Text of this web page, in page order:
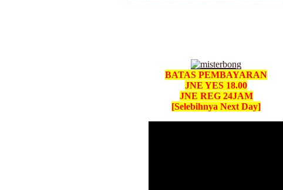
BATAS PEMBAYARAN
JNE YES 18.00
JNE REG 24JAM
[Selebihnya Next Day]